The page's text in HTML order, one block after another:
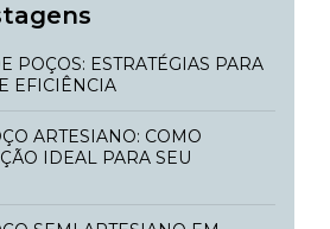
EFICIÊNCIA
IDEAL PARA SEU